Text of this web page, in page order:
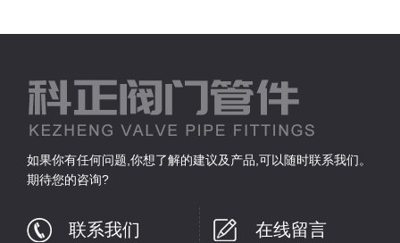
如果你有任何问题,你想了解的建议及产品,可以随时联系我们。
期待您的咨询?
联系我们 在线留言